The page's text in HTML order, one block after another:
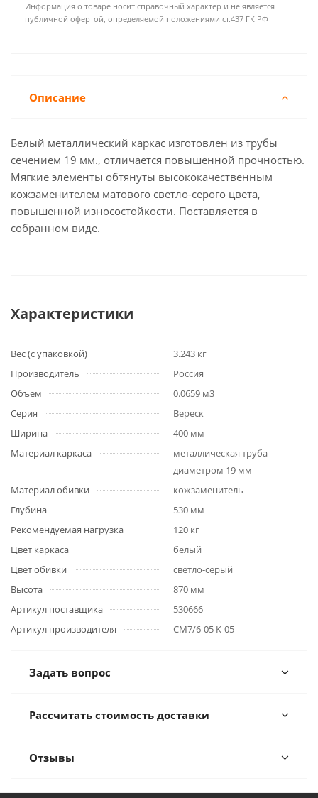
Информация о товаре носит справочный характер и не является
публичной офертой, определяемой положениями ст.437 ГК РФ
Описание
Белый металлический каркас изготовлен из трубы
сечением 19 мм., отличается повышенной прочностью.
Мягкие элементы обтянуты высококачественным
кожзаменителем матового светло-серого цвета,
повышенной износостойкости. Поставляется в
собранном виде.
Характеристики
Вес (с упаковкой)
3.243 кг
Производитель
Россия
Объем
0.0659 м3
Серия
Вереск
Ширина
400 мм
Материал каркаса
металлическая труба
диаметром 19 мм
Материал обивки
кожзаменитель
Глубина
530 мм
Рекомендуемая нагрузка
120 кг
Цвет каркаса
белый
Цвет обивки
светло-серый
Высота
870 мм
Артикул поставщика
530666
Артикул производителя
СМ7/6-05 К-05
Задать вопрос
Рассчитать стоимость доставки
Отзывы